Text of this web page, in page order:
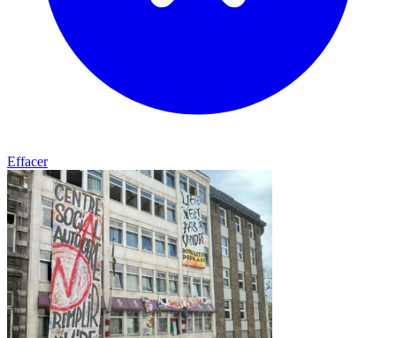
Effacer